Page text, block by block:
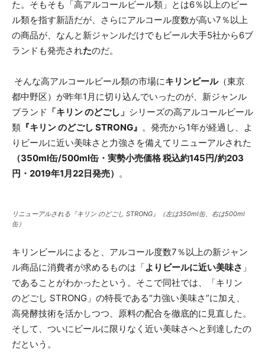
た。そもそも「高アルコールビール類」とは6％以上のビー
ル類を指す新語だが、さらにアルコール度数が高い7％以上
の商品が、なんと新ジャンルだけでもビール大手5社から6ブ
ランドも発売されたのだ。
そんな高アルコールビール類の市場にキリンビール（東京
都中野区）が昨年1月に切り込んでいったのが、新ジャンル
ブランド 「キリン のどごし」 シリーズの高アルコールビール
類 『キリン のどごし STRONG』 。発売から1年が経過し、よ
りビールに近い美味さと力強さを備えてリニューアルされた
（350ml缶/500ml缶・実勢小売価格 税込約145円/約203
円・2019年1月22日発売） 。
リニューアルされる『キリン のどごし STRONG』（左は350ml缶、右は500ml
缶）
キリンビールによると、アルコール度数7％以上の新ジャン
ル商品に消費者が求めるものは「よりビールに近い美味さ 」
であることがわかったという。そこで同社では、「キリン
のどごし STRONG」の特長である“力強い美味さ”に加え、
高発酵技術を活かしつつ、原料の配合を徹底的に見直した。
そして、ついにビールに限りなく近い美味さへと到達したの
だという。